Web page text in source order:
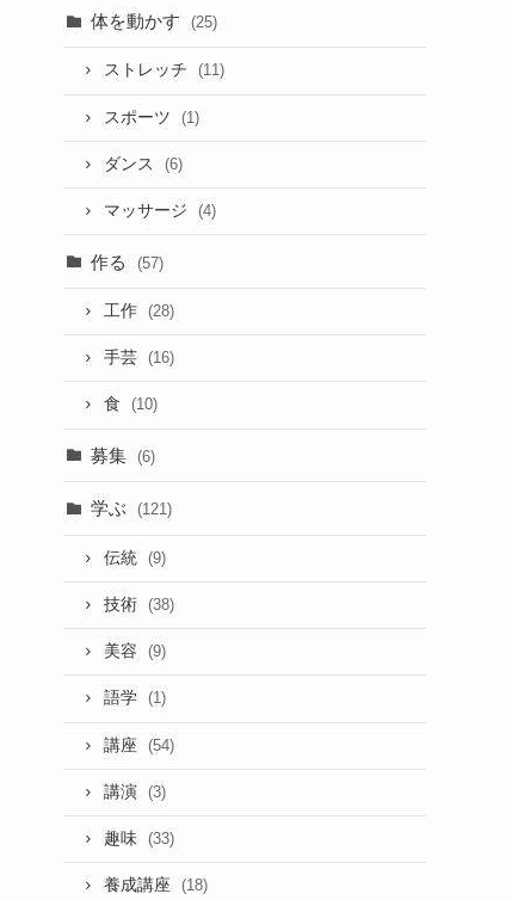
体を動かす (25)
ストレッチ (11)
スポーツ (1)
ダンス (6)
マッサージ (4)
作る (57)
工作 (28)
手芸 (16)
食 (10)
募集 (6)
学ぶ (121)
伝統 (9)
技術 (38)
美容 (9)
語学 (1)
講座 (54)
講演 (3)
趣味 (33)
養成講座 (18)